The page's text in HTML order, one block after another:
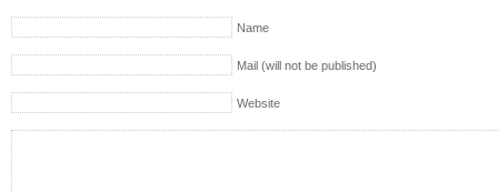
Name
Mail (will not be published)
Website